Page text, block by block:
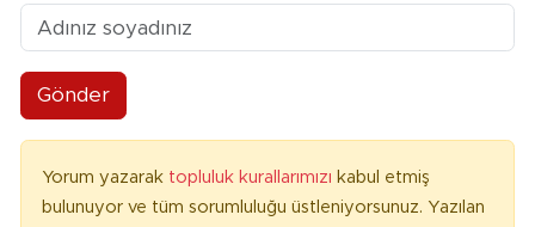
Gönder
Yorum yazarak topluluk kurallarımızı kabul etmiş
bulunuyor ve tüm sorumluluğu üstleniyorsunuz. Yazılan